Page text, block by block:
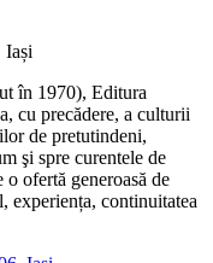
în 1970), Editura
cu precădere, a culturii
de pretutindeni,
şi spre curentele de
ofertă generoasă de
experiența, continuitatea